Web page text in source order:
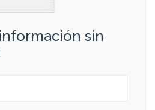
sin